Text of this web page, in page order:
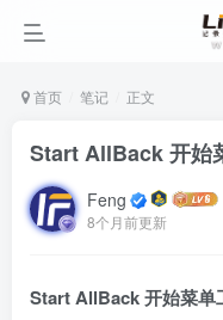
首页 笔记 正文
Start AllBack 开始
Feng
8个月前更新
Start AllBack 开始菜单